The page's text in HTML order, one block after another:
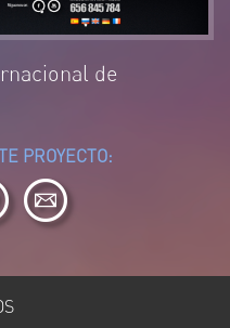
de
PROYECTO: